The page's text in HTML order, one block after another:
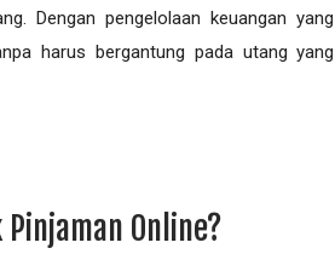
Dengan pengelolaan keuangan yang
harus bergantung pada utang yang
Online?